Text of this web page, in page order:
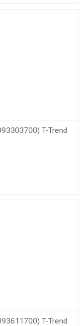
T-Trend
T-Trend